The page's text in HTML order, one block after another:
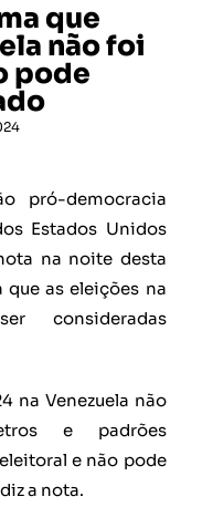
que
não foi
pode
pró-democracia
Estados Unidos
na noite desta
as eleições na
consideradas
na Venezuela não
e padrões
e não pode
a nota.